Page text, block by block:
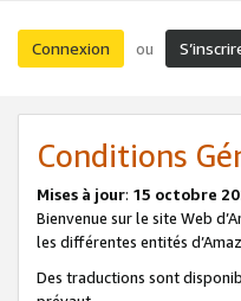
Connexion ou
Conditions
Mises à jour: 15 octobre
Bienvenue sur le site Web
les différentes entités
Des traductions sont